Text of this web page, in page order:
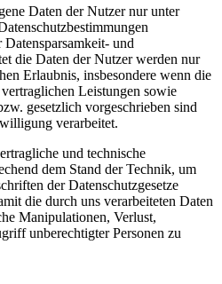
Daten der Nutzer nur unter
Datensparsamkeit- und
die Daten der Nutzer werden nur
Erlaubnis, insbesondere wenn die
Leistungen sowie
gesetzlich vorgeschrieben sind
verarbeitet.
und technische
dem Stand der Technik, um
der Datenschutzgesetze
die durch uns verarbeiteten Daten
Manipulationen, Verlust,
unberechtigter Personen zu